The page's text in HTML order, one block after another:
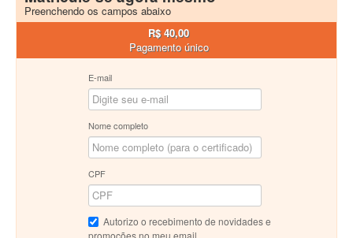
Preenchendo os campos abaixo
R$ 40,00
Pagamento único
E-mail
Nome completo
CPF
Autorizo o recebimento de novidades e